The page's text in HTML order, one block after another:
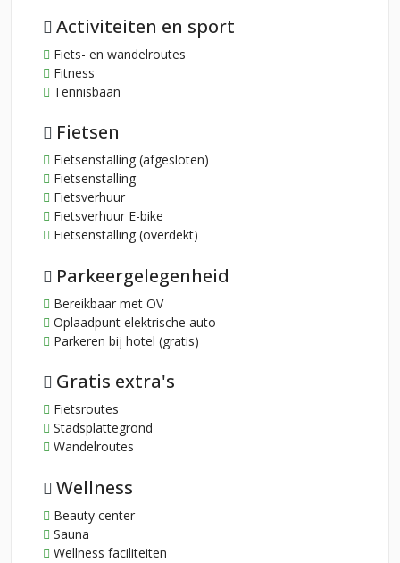
Activiteiten en sport
Fiets- en wandelroutes
Fitness
Tennisbaan
Fietsen
Fietsenstalling (afgesloten)
Fietsenstalling
Fietsverhuur
Fietsverhuur E-bike
Fietsenstalling (overdekt)
Parkeergelegenheid
Bereikbaar met OV
Oplaadpunt elektrische auto
Parkeren bij hotel (gratis)
Gratis extra's
Fietsroutes
Stadsplattegrond
Wandelroutes
Wellness
Beauty center
Sauna
Wellness faciliteiten